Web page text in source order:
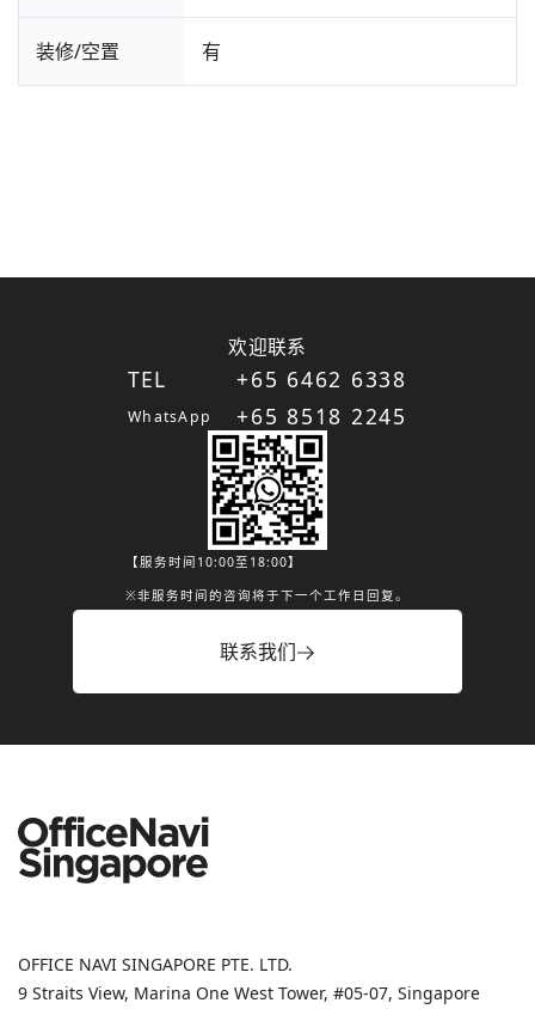
装修/空置 有
欢迎联系
TEL
WhatsApp
+65 6462 6338
+65 8518 2245
【服务时间10:00至18:00】
※非服务时间的咨询将于下一个工作日回复。
联系我们
OFFICE NAVI SINGAPORE PTE. LTD.
9 Straits View, Marina One West Tower, #05-07, Singapore